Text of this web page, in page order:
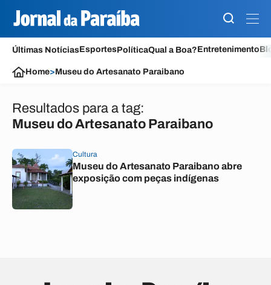
Últimas NotíciasEsportesPolíticaQual a Boa?Entretenimento
Home>Museu do Artesanato Paraibano
Resultados para a tag:
Museu do Artesanato Paraibano
Cultura
Museu do Artesanato Paraibano abre
exposição com peças indígenas